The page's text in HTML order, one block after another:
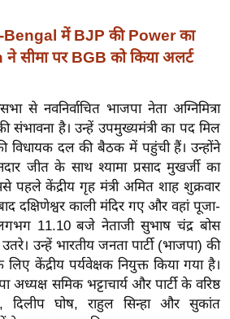
में BJP की Power का
सीमा पर BGB को किया अलर्ट
से नवनिर्वाचित भाजपा नेता अग्निमित्रा
संभावना है। उन्हें उपमुख्यमंत्री का पद मिल
विधायक दल की बैठक में पहुंची हैं। उन्होंने
जीत के साथ श्यामा प्रसाद मुखर्जी का
पहले केंद्रीय गृह मंत्री अमित शाह शुक्रवार
दक्षिणेश्वर काली मंदिर गए और वहां पूजा-
11.10 बजे नेताजी सुभाष चंद्र बोस
उतरे। उन्हें भारतीय जनता पार्टी (भाजपा) की
केंद्रीय पर्यवेक्षक नियुक्त किया गया है।
अध्यक्ष समिक भट्टाचार्य और पार्टी के वरिष्ठ
दिलीप घोष, राहुल सिन्हा और सुकांत